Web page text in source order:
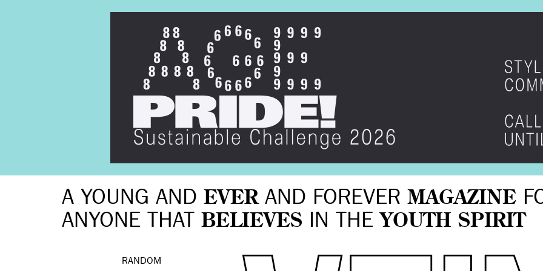
A YOUNG AND EVERAND FOREVER MAGAZINE
ANYONE THAT BELIEVES IN THE YOUTH SPIRIT
RANDOM